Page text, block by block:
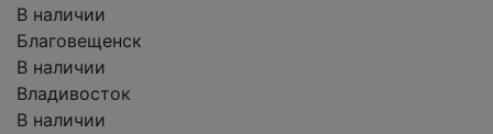
В наличии
Благовещенск
В наличии
Владивосток
В наличии